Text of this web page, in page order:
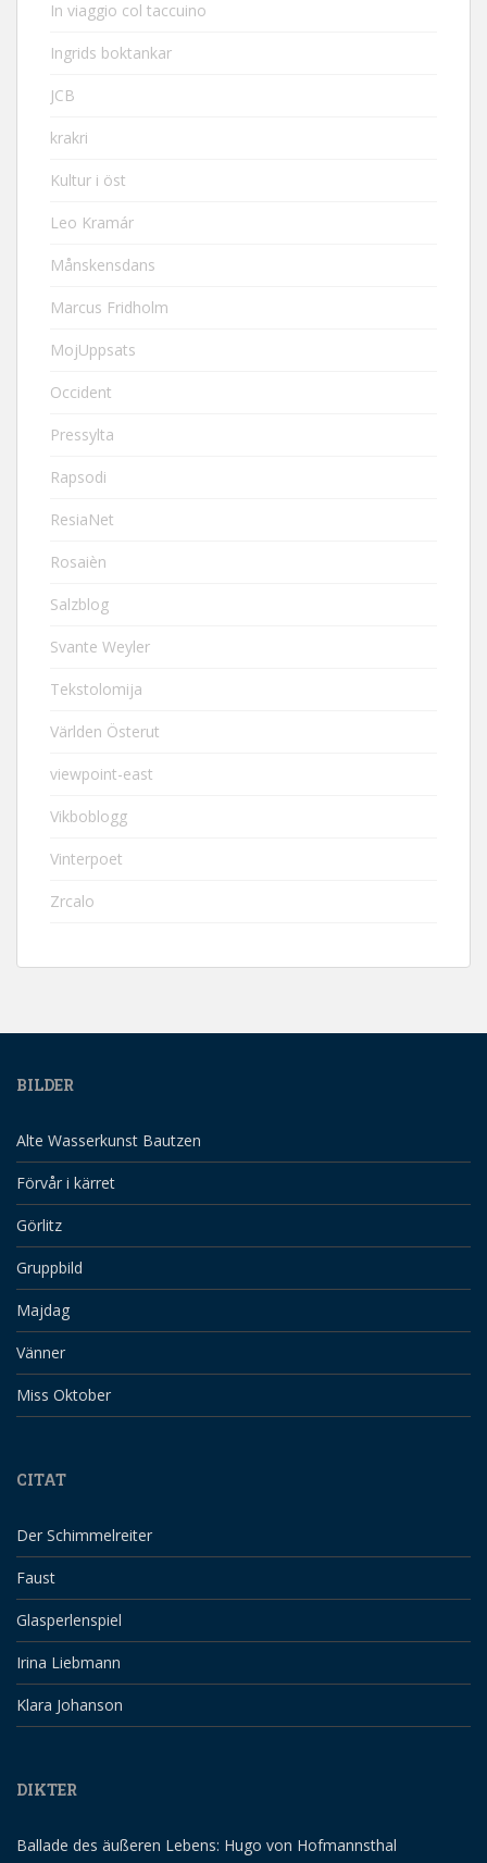
In viaggio col taccuino
Ingrids boktankar
JCB
krakri
Kultur i öst
Leo Kramár
Månskensdans
Marcus Fridholm
MojUppsats
Occident
Pressylta
Rapsodi
ResiaNet
Rosaièn
Salzblog
Svante Weyler
Tekstolomija
Världen Österut
viewpoint-east
Vikboblogg
Vinterpoet
Zrcalo
BILDER
Alte Wasserkunst Bautzen
Förvår i kärret
Görlitz
Gruppbild
Majdag
Vänner
Miss Oktober
CITAT
Der Schimmelreiter
Faust
Glasperlenspiel
Irina Liebmann
Klara Johanson
DIKTER
Ballade des äußeren Lebens: Hugo von Hofmannsthal